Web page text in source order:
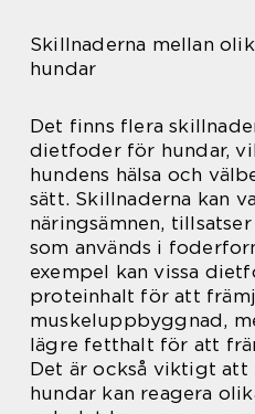
Skillnaderna mellan
hundar
Det finns flera
dietfoder för hundar,
hundens hälsa och
sätt. Skillnaderna kan
näringsämnen,
som används i
exempel kan vissa
proteinhalt för att
muskeluppbyggnad,
lägre fetthalt för att
Det är också viktigt att
hundar kan reagera